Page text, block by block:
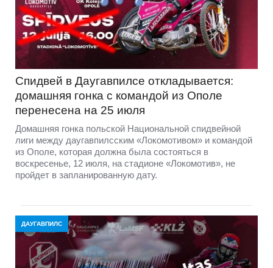
Спидвей в Даугавпилсе откладывается:
домашняя гонка с командой из Ополе
перенесена на 25 июля
Домашняя гонка польской Национальной спидвейной
лиги между даугавпилсским «Локомотивом» и командой
из Ополе, которая должна была состояться в
воскресенье, 12 июля, на стадионе «Локомотив», не
пройдет в запланированную дату.
ДАУГАВПИЛС